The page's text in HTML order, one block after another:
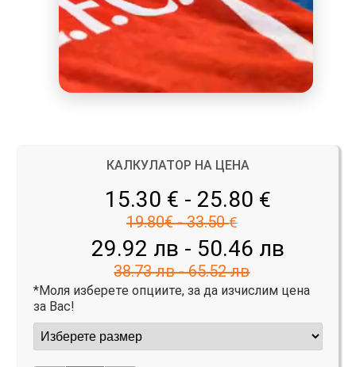
КАЛКУЛАТОР НА ЦЕНА
15.30 € - 25.80 €
19.80€ - 33.50 €
29.92 лв - 50.46 лв
38.73 лв - 65.52 лв
*Моля изберете опциите, за да изчислим цена
за Вас!